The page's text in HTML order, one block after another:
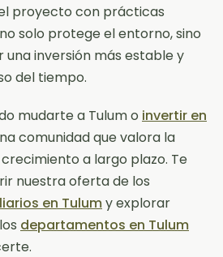
proyecto con prácticas
solo protege el entorno, sino
una inversión más estable y
del tiempo.
mudarte a Tulum o invertir en
comunidad que valora la
a largo plazo. Te
nuestra oferta de los
en Tulumy explorar
departamentos en Tulum